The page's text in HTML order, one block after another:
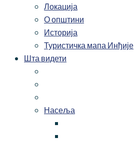
Локација
О општини
Историја
Туристичка мапа Инђије
Шта видети
Насеља